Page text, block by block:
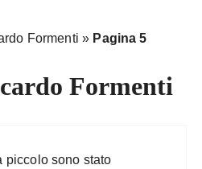
Formenti » Pagina 5
Formenti
piccolo sono stato